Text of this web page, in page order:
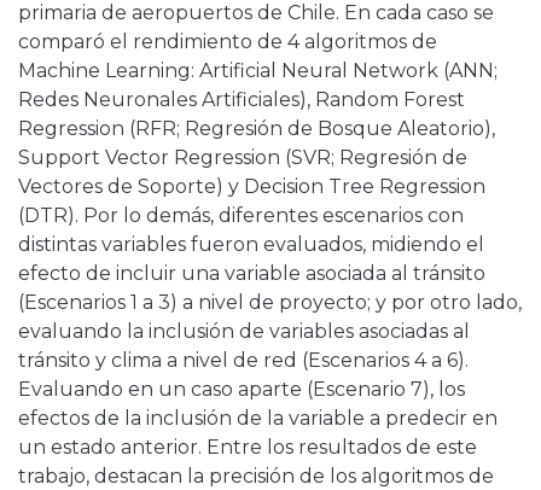
primaria de aeropuertos de Chile. En cada caso se
comparó el rendimiento de 4 algoritmos de
Machine Learning: Artificial Neural Network (ANN;
Redes Neuronales Artificiales), Random Forest
Regression (RFR; Regresión de Bosque Aleatorio),
Support Vector Regression (SVR; Regresión de
Vectores de Soporte) y Decision Tree Regression
(DTR). Por lo demás, diferentes escenarios con
distintas variables fueron evaluados, midiendo el
efecto de incluir una variable asociada al tránsito
(Escenarios 1 a 3) a nivel de proyecto; y por otro lado,
evaluando la inclusión de variables asociadas al
tránsito y clima a nivel de red (Escenarios 4 a 6).
Evaluando en un caso aparte (Escenario 7), los
efectos de la inclusión de la variable a predecir en
un estado anterior. Entre los resultados de este
trabajo, destacan la precisión de los algoritmos de